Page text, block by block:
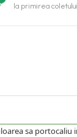
la primirea coletului
sa